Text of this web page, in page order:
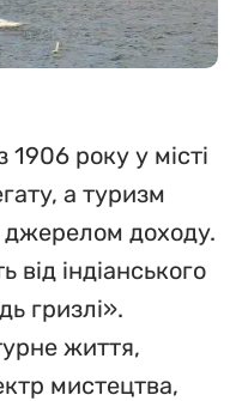
року у місті
а туризм
доходу.
індіанського
гризлі».
життя,
мистецтва,